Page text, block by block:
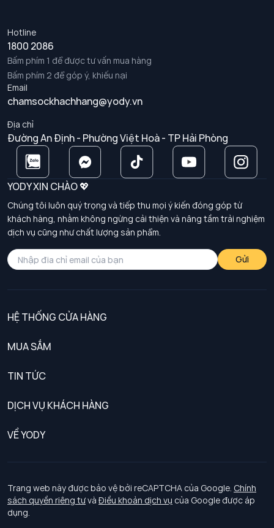
Hotline
1800 2086
Bấm phím 1 để được tư vấn mua hàng
Bấm phím 2 để góp ý, khiếu nại
Email
chamsockhachhang@yody.vn
Địa chỉ
Đường An Định - Phường Việt Hoà - TP Hải Phòng
YODY XIN CHÀO 💖
Chúng tôi luôn quý trọng và tiếp thu mọi ý kiến đóng góp từ
khách hàng, nhằm không ngừng cải thiện và nâng tầm trải nghiệm
dịch vụ cũng như chất lượng sản phẩm.
Gửi
HỆ THỐNG CỬA HÀNG
MUA SẮM
TIN TỨC
DỊCH VỤ KHÁCH HÀNG
Chính sách khách hàng thân thiết
Chính sách bảo vệ dữ liệu cá nhân
Chính sách thanh toán, giao nhận
VỀ YODY
Tuyển dụng
Trang web này được bảo vệ bởi reCAPTCHA của Google. Chính
sách quyền riêng tưvà Điều khoản dịch vụ của Google được áp
dụng.